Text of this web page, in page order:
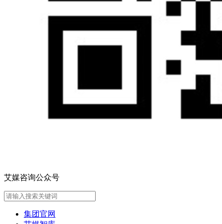
艾媒咨询公众号
集团官网